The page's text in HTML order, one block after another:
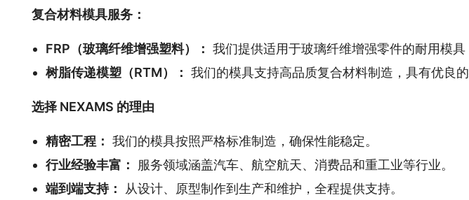
复合材料模具服务：
FRP（玻璃纤维增强塑料）： 我们提供适用于玻璃纤维增强零件的耐用模具
树脂传递模塑（RTM）： 我们的模具支持高品质复合材料制造，具有优良
选择 NEXAMS 的理由
精密工程： 我们的模具按照严格标准制造，确保性能稳定。
行业经验丰富：
服务领域涵盖汽车、航空航天、消费品和重工业等行业。
端到端支持：
从设计、原型制作到生产和维护，全程提供支持。